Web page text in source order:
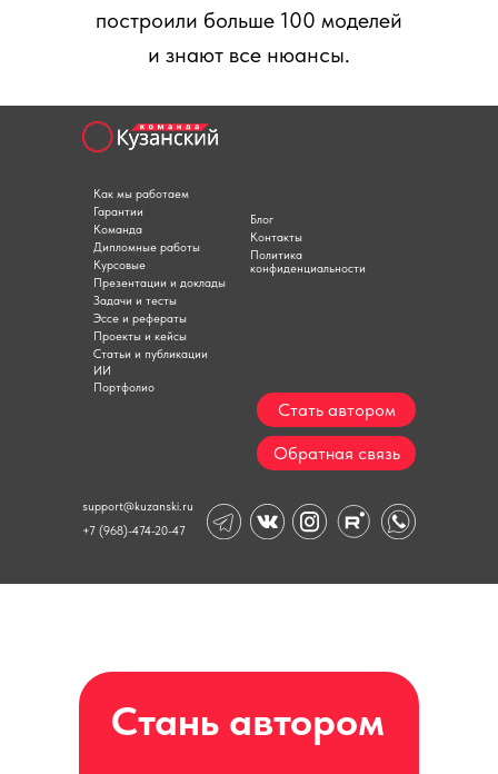
построили больше 100 моделей
и знают все нюансы.
+7 (968)-474-20-47
support@kuzanski.ru
Стать автором
Как мы работаем
Гарантии
Команда
Дипломные работы
Блог
Контакты
Политика
конфиденциальности
Курсовые
Презентации и доклады
Эссе и рефераты
Задачи и тесты
Проекты и кейсы
Портфолио
ИИ
Статьи и публикации
Обратная связь
+7 (968)-474-20-47
support@kuzanski.ru
Стань автором